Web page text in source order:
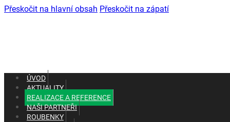
Přeskočit na hlavní obsah Přeskočit na zápatí
ÚVOD
AKTUALITY
REALIZACE A REFERENCE
NAŠI PARTNEŘI
ROUBENKY